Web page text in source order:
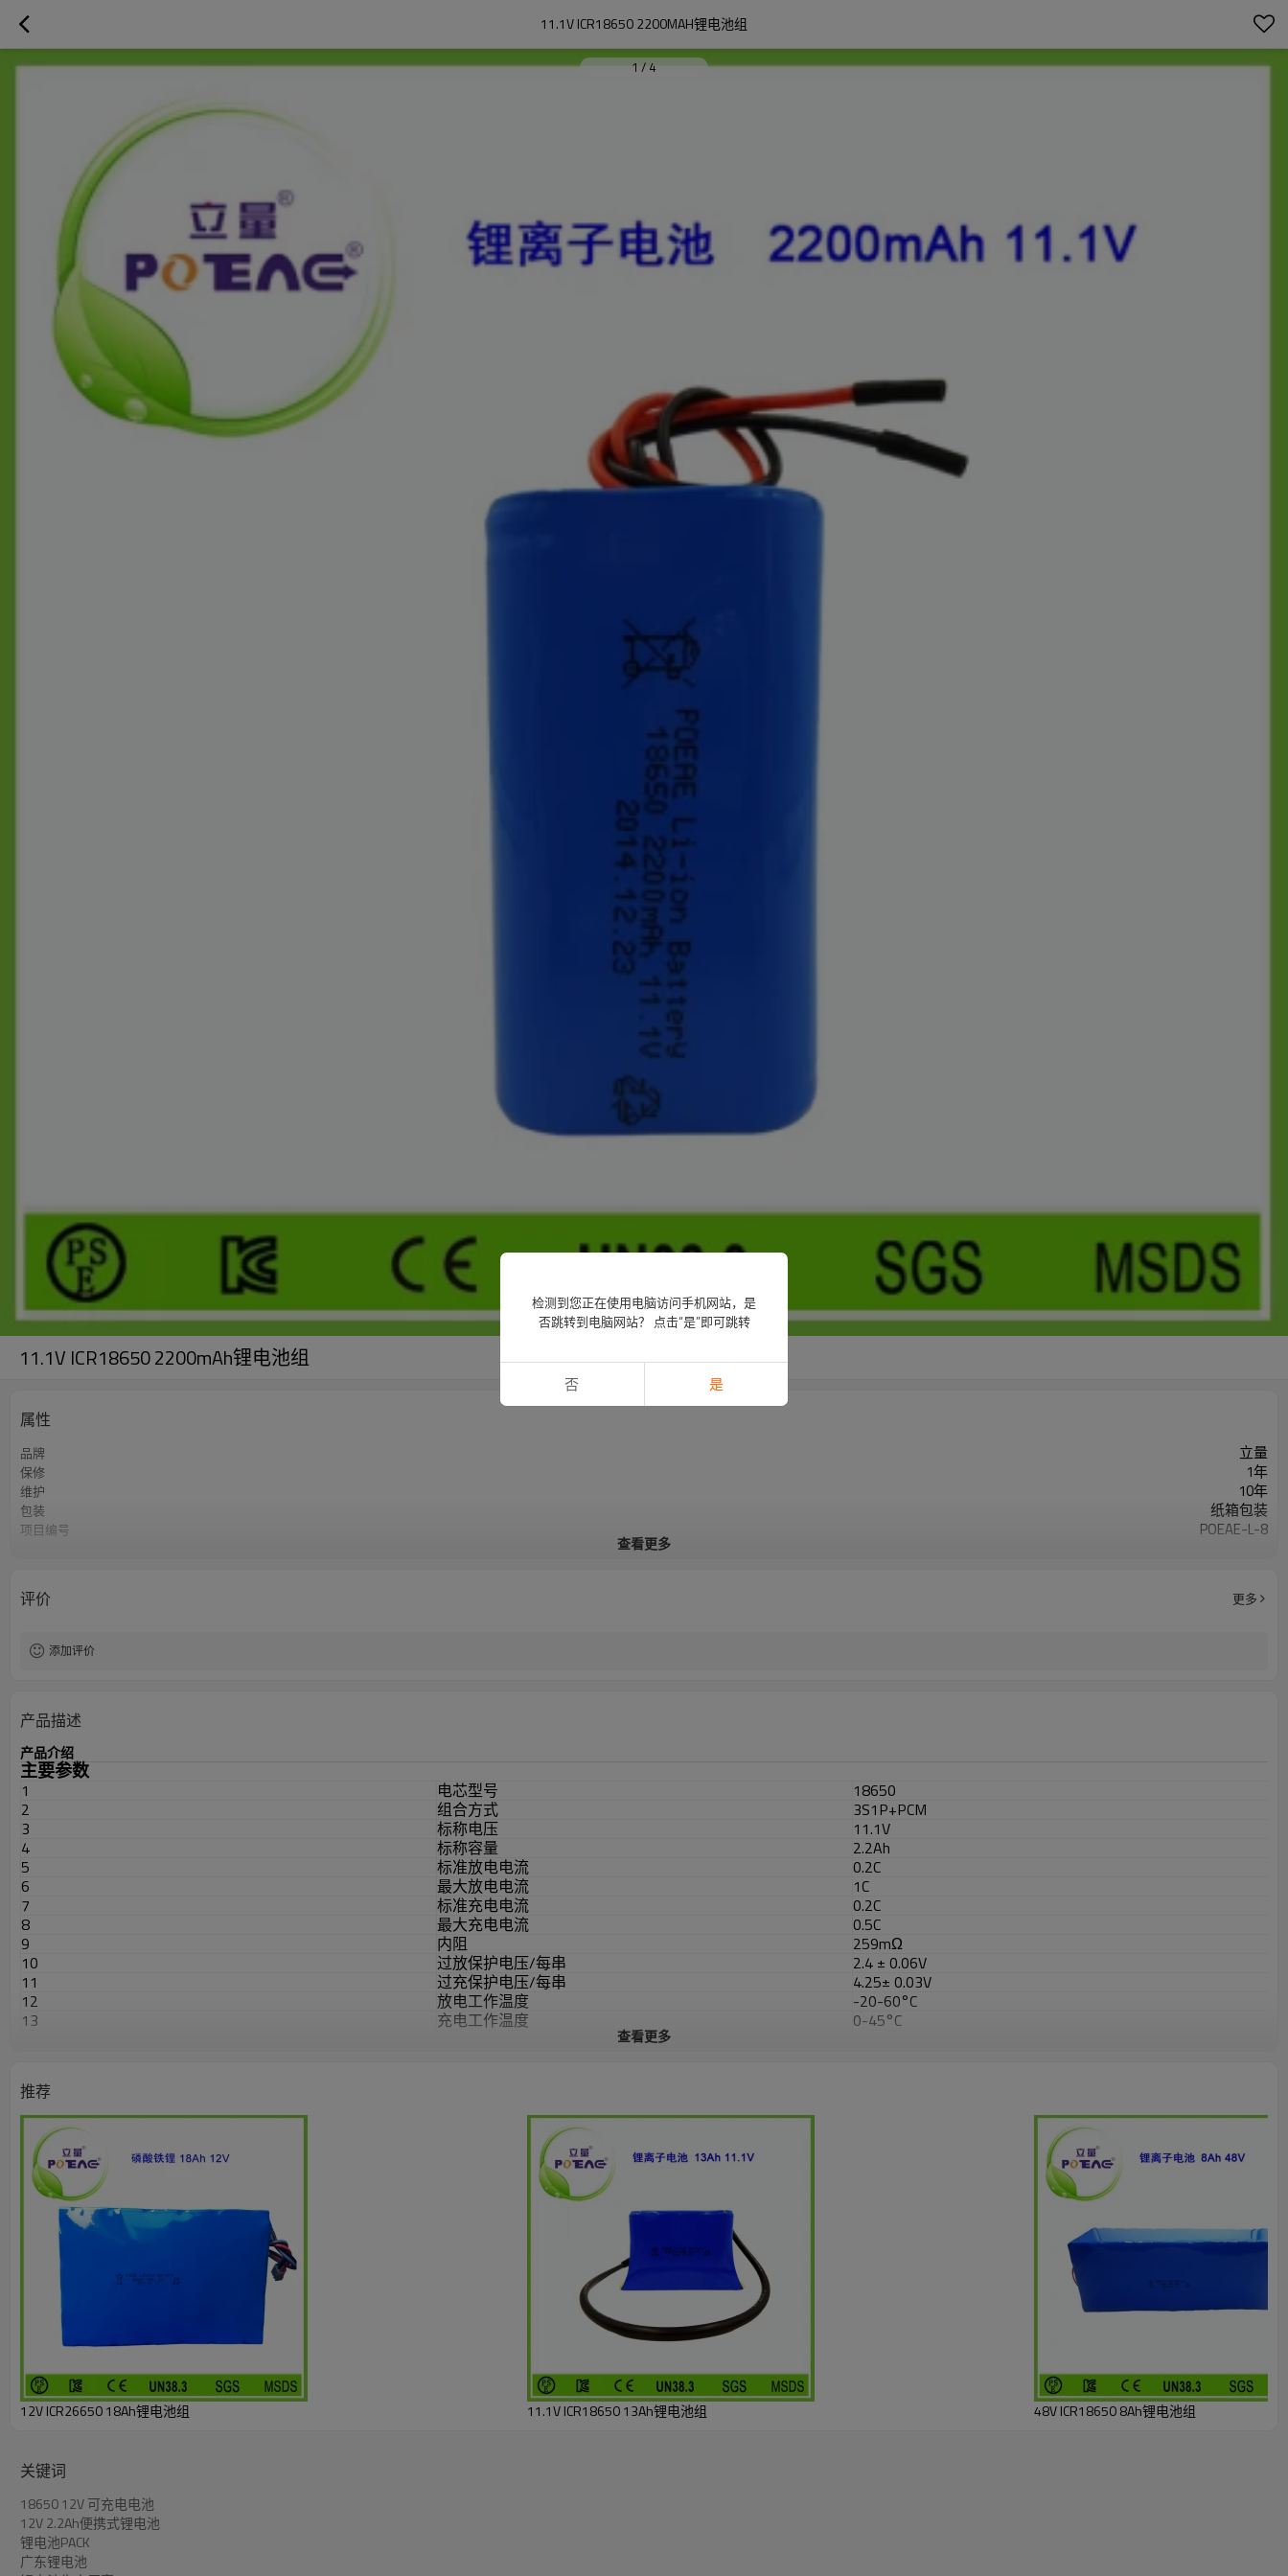
11.1V ICR18650 2200MAH锂电池组
1/4
11.1V ICR18650 2200mAh锂电池组
属性
品牌 立量
保修 1年
维护 10年
包装 纸箱包装
项目编号 POEAE-L-8
查看更多
评价 更多
添加评价
产品描述
产品介绍
主要参数
1 电芯型号
18650
2
组合方式
3S1P+PCM
3
标称电压
11.1V
4
标称容量
2.2Ah
5
标准放电电流
0.2C
6
最大放电电流
1C
7
标准充电电流
0.2C
8
最大充电电流
0.5C
9
内阻
259mΩ
10
过放保护电压/每串
2.4 ± 0.06V
11
过充保护电压/每串
4.25± 0.03V
12
放电工作温度
-20-60°C
13
充电工作温度
0-45°C
16
17
保护板电路图
细节展示
11.1V锂电池广泛应用于:
太阳能路灯、后备电源勘探仪器,聪明的狗链,制氧机,电子天平,多参数病人监护仪,输液泵,智能吸尘器,便携音
箱产品,呼吸机,桌面POS机、便携式设备......
资质认证
查看更多
推荐
12V ICR26650 18Ah锂电池组 11.1V ICR18650 13Ah锂电池组 48V ICR18650 8Ah锂电池组
关键词
18650 12V 可充电电池
12V 2.2Ah便携式锂电池
锂电池PACK
广东锂电池
检测到您正在使用电脑访问手机网站，是
否跳转到电脑网站？ 点击“是”即可跳转
否 是